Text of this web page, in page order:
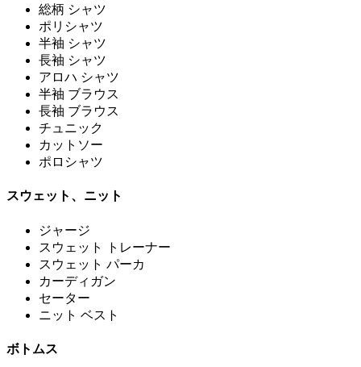
総柄 シャツ
ポリシャツ
半袖 シャツ
長袖 シャツ
アロハ シャツ
半袖 ブラウス
長袖 ブラウス
チュニック
カットソー
ポロシャツ
スウェット、ニット
ジャージ
スウェット トレーナー
スウェット パーカ
カーディガン
セーター
ニット ベスト
ボトムス